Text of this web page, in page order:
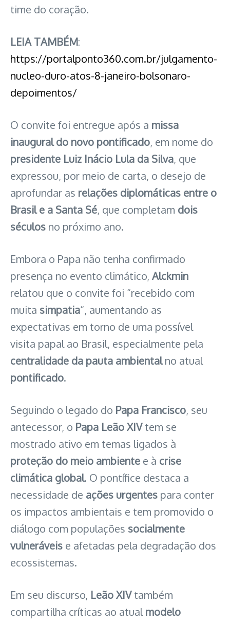
time do coração.
LEIA TAMBÉM:
https://portalponto360.com.br/julgamento-
nucleo-duro-atos-8-janeiro-bolsonaro-
depoimentos/
O convite foi entregue após a missa
inaugural do novo pontificado, em nome do
presidente Luiz Inácio Lula da Silva, que
expressou, por meio de carta, o desejo de
aprofundar as relações diplomáticas entre o
Brasil e a Santa Sé, que completam dois
séculos no próximo ano.
Embora o Papa não tenha confirmado
presença no evento climático, Alckmin
relatou que o convite foi “recebido com
muita simpatia“, aumentando as
expectativas em torno de uma possível
visita papal ao Brasil, especialmente pela
centralidade da pauta ambientalno atual
pontificado.
Seguindo o legado do Papa Francisco, seu
antecessor, o Papa Leão XIVtem se
mostrado ativo em temas ligados à
proteção do meio ambiente e à crise
climática global. O pontífice destaca a
necessidade de ações urgentes para conter
os impactos ambientais e tem promovido o
diálogo com populações socialmente
vulneráveis e afetadas pela degradação dos
ecossistemas.
Em seu discurso, Leão XIVtambém
compartilha críticas ao atualmodelo